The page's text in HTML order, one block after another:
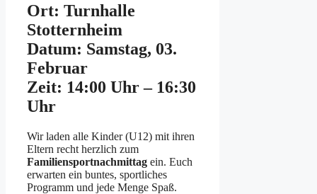
Ort: Turnhalle
Stotternheim
Datum: Samstag, 03.
Februar
Zeit: 14:00 Uhr – 16:30
Uhr
Wir laden alle Kinder (U12) mit ihren
Eltern recht herzlich zum
Familiensportnachmittag ein. Euch
erwarten ein buntes, sportliches
Programm und jede Menge Spaß.